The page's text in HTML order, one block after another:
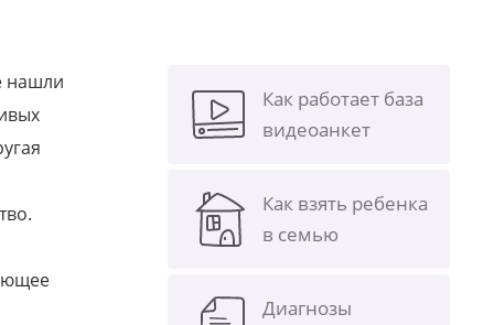
нашли
Как работает база
видеоанкет
Как взять ребенка
в семью
Диагнозы